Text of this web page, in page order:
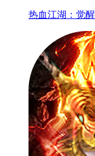
热血江湖：觉醒